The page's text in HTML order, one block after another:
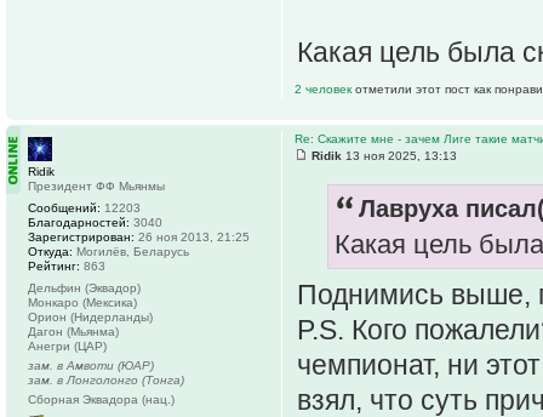
Какая цель была
2 человекотметили этот пост как
Re: Скажите мне - зачем Лиге такие
Ridik 13 ноя 2025, 13:13
Лавруха
Какая цель
Поднимись выше,
P.S. Кого
чемпионат, ни
взял, что суть
Ridik
Президент ФФ Мьянмы
Сообщений: 12203
Благодарностей: 3040
Зарегистрирован: 26 ноя 2013, 21:25
Откуда: Могилёв, Беларусь
Рейтинг: 863
Дельфин (Эквадор)
Монкаро (Мексика)
Орион (Нидерланды)
Дагон (Мьянма)
Анегри (ЦАР)
зам. в Амвоти (ЮАР)
зам. в Лонголонго (Тонга)
Сборная Эквадора (нац.)